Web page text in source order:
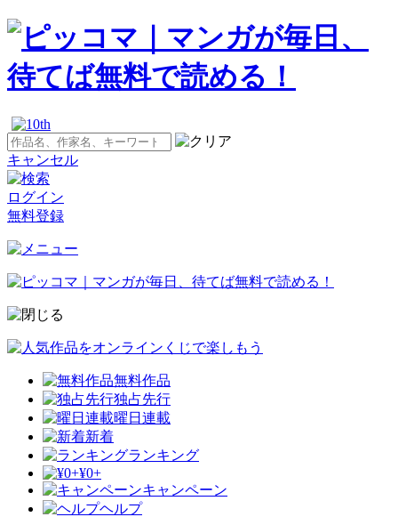
キャンセル
ログイン
無料登録
無料作品
独占先行
曜日連載
新着
ランキング
¥0+
キャンペーン
ヘルプ